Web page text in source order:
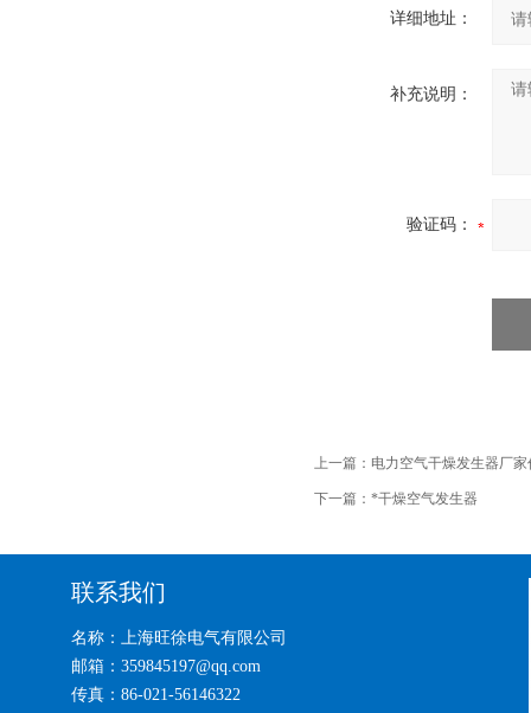
详细地址：
补充说明：
验证码：
上一篇： 电力空气干燥发生器厂家
下一篇： *干燥空气发生器
联系我们
名称：上海旺徐电气有限公司
邮箱：359845197@qq.com
传真：86-021-56146322